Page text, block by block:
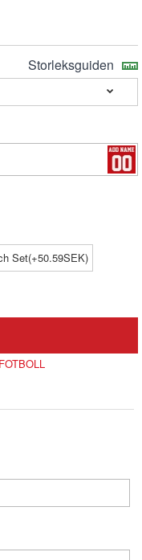
Storleksguiden
Set(+50.59SEK)
FOTBOLL